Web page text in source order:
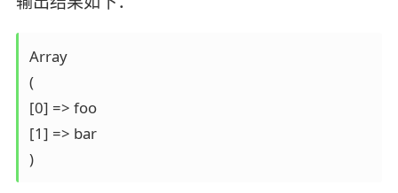
Array
(
[0] => foo
[1] => bar
)